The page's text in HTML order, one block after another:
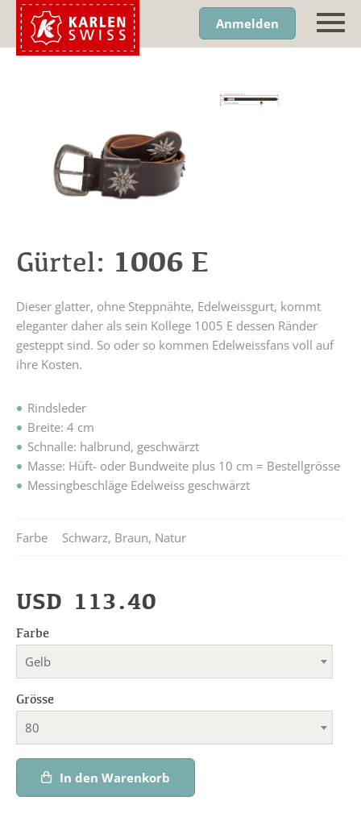
Anmelden
Gürtel: 1006 E
Dieser glatter, ohne Steppnähte, Edelweissgurt, kommt
eleganter daher als sein Kollege 1005 E dessen Ränder
gesteppt sind. So oder so kommen Edelweissfans voll auf
ihre Kosten.
Rindsleder
Breite: 4 cm
Schnalle: halbrund, geschwärzt
Masse: Hüft- oder Bundweite plus 10 cm = Bestellgrösse
Messingbeschläge Edelweiss geschwärzt
Farbe Schwarz, Braun, Natur
USD 113.40
Farbe
Gelb
Grösse
80
In den Warenkorb